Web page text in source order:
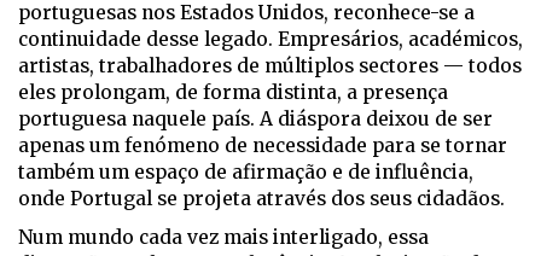
portuguesas nos Estados Unidos, reconhece-se a
continuidade desse legado. Empresários, académicos,
artistas, trabalhadores de múltiplos sectores — todos
eles prolongam, de forma distinta, a presença
portuguesa naquele país. A diáspora deixou de ser
apenas um fenómeno de necessidade para se tornar
também um espaço de afirmação e de influência,
onde Portugal se projeta através dos seus cidadãos.
Num mundo cada vez mais interligado, essa